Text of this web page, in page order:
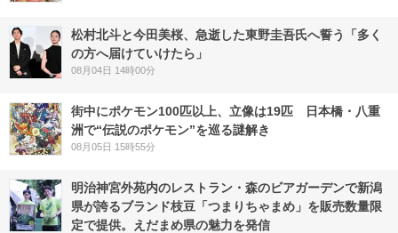
松村北斗と今田美桜、急逝した東野圭吾氏へ誓う「多く
の方へ届けていけたら」
08月04日 14時00分
街中にポケモン100匹以上、立像は19匹 日本橋・八重
洲で“伝説のポケモン”を巡る謎解き
08月05日 15時55分
明治神宮外苑内のレストラン・森のビアガーデンで新潟
県が誇るブランド枝豆「つまりちゃまめ」を販売数量限
定で提供。えだまめ県の魅力を発信